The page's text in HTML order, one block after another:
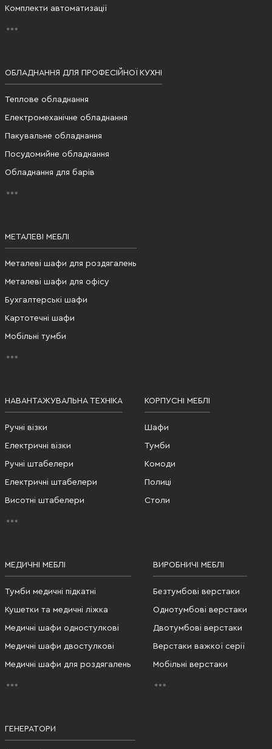
Комплекти автоматизації
ОБЛАДНАННЯ ДЛЯ ПРОФЕСІЙНОЇ КУХНІ
Теплове обладнання
Електромеханічне обладнання
Пакувальне обладнання
Посудомийне обладнання
Обладнання для барів
МЕТАЛЕВІ МЕБЛІ
Металеві шафи для роздягалень
Металеві шафи для офісу
Бухгалтерські шафи
Картотечні шафи
Мобільні тумби
НАВАНТАЖУВАЛЬНА ТЕХНІКА
Ручні візки
Електричні візки
Ручні штабелери
Електричні штабелери
Висотні штабелери
КОРПУСНІ МЕБЛІ
Шафи
Тумби
Комоди
Полиці
Столи
МЕДИЧНІ МЕБЛІ
Тумби медичні підкатні
Кушетки та медичні ліжка
Медичні шафи одностулкові
Медичні шафи двостулкові
Медичні шафи для роздягалень
ВИРОБНИЧІ МЕБЛІ
Безтумбові верстаки
Однотумбові верстаки
Двотумбові верстаки
Верстаки важкої серії
Мобільні верстаки
ГЕНЕРАТОРИ